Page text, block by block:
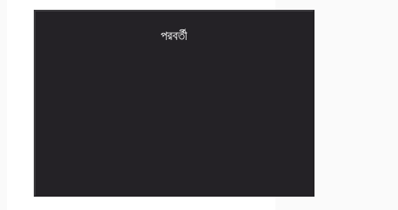
পরবর্তী